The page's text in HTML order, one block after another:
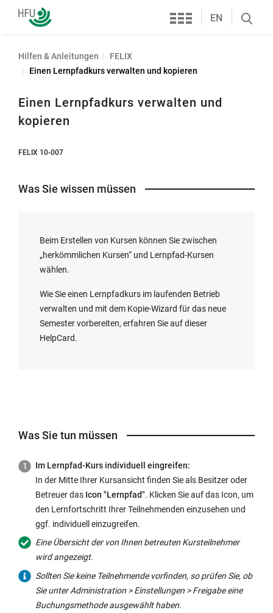
Hochschule
Furtwangen
Services
EN
Search
Hilfen & Anleitungen
FELIX
Einen Lernpfadkurs verwalten und kopieren
Einen Lernpfadkurs verwalten und
kopieren
FELIX 10-007
Was Sie wissen müssen
Beim Erstellen von Kursen können Sie zwischen
„herkömmlichen Kursen“ und Lernpfad-Kursen
wählen.
Wie Sie einen Lernpfadkurs im laufenden Betrieb
verwalten und mit dem Kopie-Wizard für das neue
Semester vorbereiten, erfahren Sie auf dieser
HelpCard.
Was Sie tun müssen
Im Lernpfad-Kurs individuell eingreifen:
In der Mitte Ihrer Kursansicht finden Sie als Besitzer oder
Betreuer das Icon "Lernpfad". Klicken Sie auf das Icon, um
den Lernfortschritt Ihrer Teilnehmenden einzusehen und
ggf. individuell einzugreifen.
Eine Übersicht der von Ihnen betreuten Kursteilnehmer
wird angezeigt.
Sollten Sie keine Teilnehmende vorfinden, so prüfen Sie, ob
Sie unter Administration > Einstellungen > Freigabe eine
Buchungsmethode ausgewählt haben.